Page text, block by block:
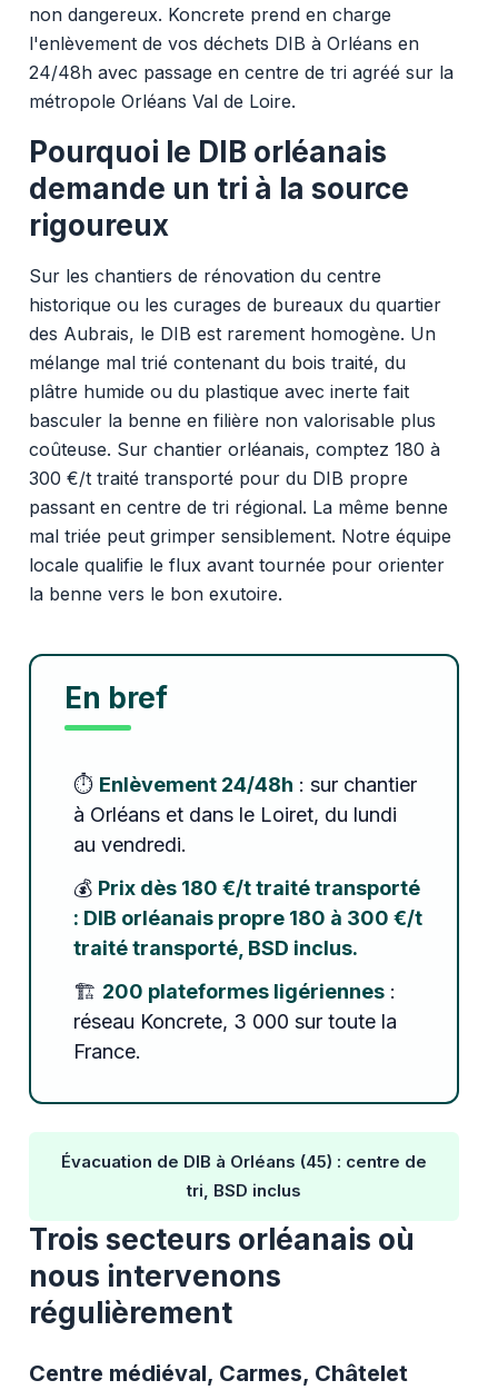
non dangereux. Koncrete prend en charge
l'enlèvement de vos déchets DIB à Orléans en
24/48h avec passage en centre de tri agréé sur la
métropole Orléans Val de Loire.
Pourquoi le DIB orléanais
demande un tri à la source
rigoureux
Sur les chantiers de rénovation du centre
historique ou les curages de bureaux du quartier
des Aubrais, le DIB est rarement homogène. Un
mélange mal trié contenant du bois traité, du
plâtre humide ou du plastique avec inerte fait
basculer la benne en filière non valorisable plus
coûteuse. Sur chantier orléanais, comptez 180 à
300 €/t traité transporté pour du DIB propre
passant en centre de tri régional. La même benne
mal triée peut grimper sensiblement. Notre équipe
locale qualifie le flux avant tournée pour orienter
la benne vers le bon exutoire.
En bref
⏱️ Enlèvement 24/48h : sur chantier
à Orléans et dans le Loiret, du lundi
au vendredi.
💰 Prix dès 180 €/t traité transporté
: DIB orléanais propre 180 à 300 €/t
traité transporté, BSD inclus.
🏗️ 200 plateformes ligériennes:
réseau Koncrete, 3 000 sur toute la
France.
Évacuation de DIB à Orléans (45) : centre de
tri, BSD inclus
Trois secteurs orléanais où
nous intervenons
régulièrement
Centre médiéval, Carmes, Châtelet